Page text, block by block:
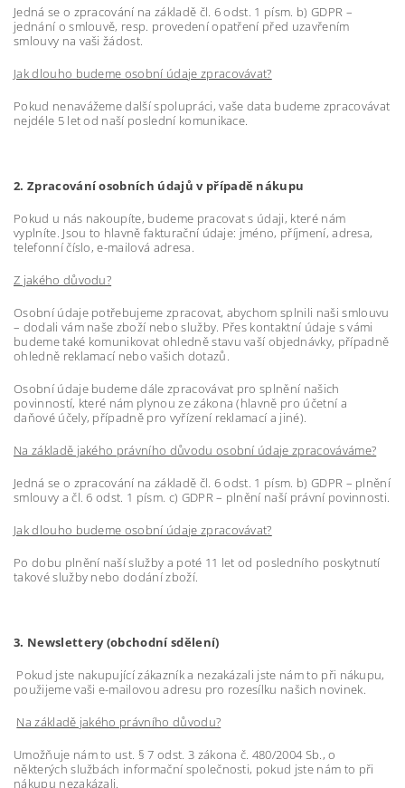
Jedná se o zpracování na základě čl. 6 odst. 1 písm. b) GDPR –
jednání o smlouvě, resp. provedení opatření před uzavřením
smlouvy na vaši žádost.
Jak dlouho budeme osobní údaje zpracovávat?
Pokud nenavážeme další spolupráci, vaše data budeme zpracovávat
nejdéle 5 let od naší poslední komunikace.
2. Zpracování osobních údajů v případě nákupu
Pokud u nás nakoupíte, budeme pracovat s údaji, které nám
vyplníte. Jsou to hlavně fakturační údaje: jméno, příjmení, adresa,
telefonní číslo, e-mailová adresa.
Z jakého důvodu?
Osobní údaje potřebujeme zpracovat, abychom splnili naši smlouvu
– dodali vám naše zboží nebo služby. Přes kontaktní údaje s vámi
budeme také komunikovat ohledně stavu vaší objednávky, případně
ohledně reklamací nebo vašich dotazů.
Osobní údaje budeme dále zpracovávat pro splnění našich
povinností, které nám plynou ze zákona (hlavně pro účetní a
daňové účely, případně pro vyřízení reklamací a jiné).
Na základě jakého právního důvodu osobní údaje zpracováváme?
Jedná se o zpracování na základě čl. 6 odst. 1 písm. b) GDPR – plnění
smlouvy a čl. 6 odst. 1 písm. c) GDPR – plnění naší právní povinnosti.
Jak dlouho budeme osobní údaje zpracovávat?
Po dobu plnění naší služby a poté 11 let od posledního poskytnutí
takové služby nebo dodání zboží.
3. Newslettery (obchodní sdělení)
Pokud jste nakupující zákazník a nezakázali jste nám to při nákupu,
použijeme vaši e-mailovou adresu pro rozesílku našich novinek.
Na základě jakého právního důvodu?
Umožňuje nám to ust. § 7 odst. 3 zákona č. 480/2004 Sb., o
některých službách informační společnosti, pokud jste nám to při
nákupu nezakázali.